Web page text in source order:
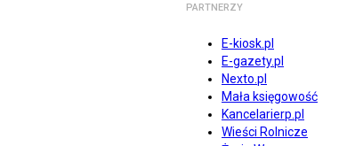
PARTNERZY
E-kiosk.pl
E-gazety.pl
Nexto.pl
Mała księgowość
Kancelarierp.pl
Wieści Rolnicze